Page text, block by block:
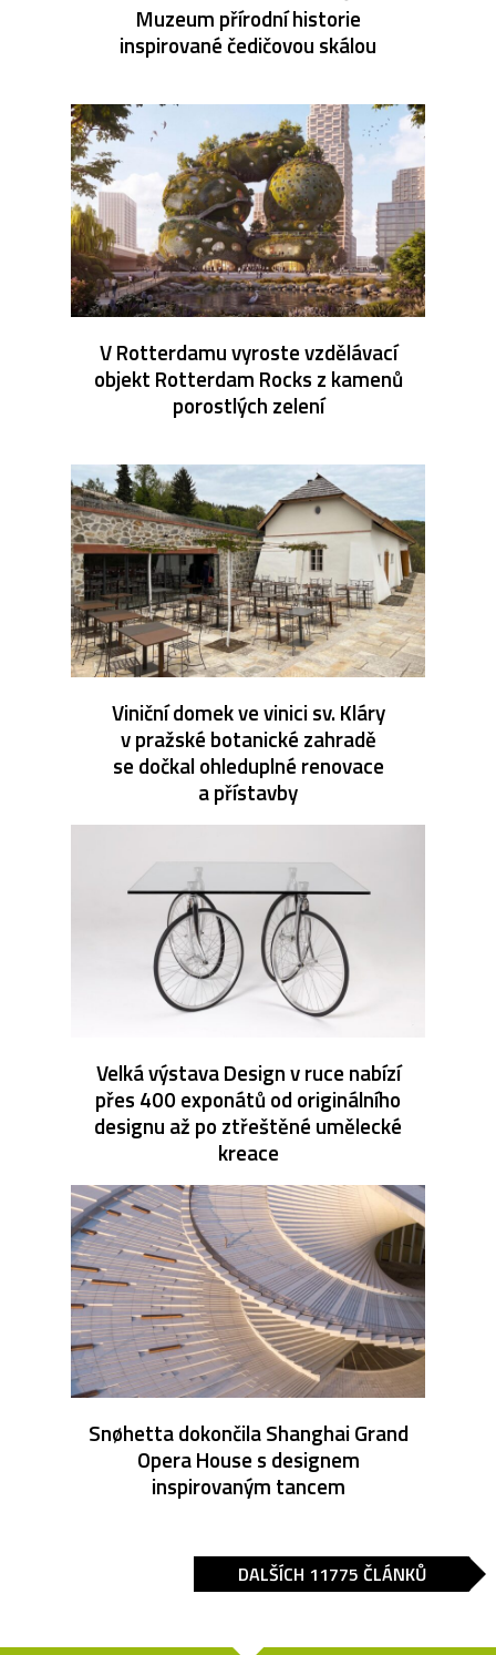
Muzeum přírodní historie
inspirované čedičovou skálou
V Rotterdamu vyroste vzdělávací
objekt Rotterdam Rocks z kamenů
porostlých zelení
Viniční domek ve vinici sv. Kláry
v pražské botanické zahradě
se dočkal ohleduplné renovace
a přístavby
Velká výstava Design v ruce nabízí
přes 400 exponátů od originálního
designu až po ztřeštěné umělecké
kreace
Snøhetta dokončila Shanghai Grand
Opera House s designem
inspirovaným tancem
DALŠÍCH 11775 ČLÁNKŮ